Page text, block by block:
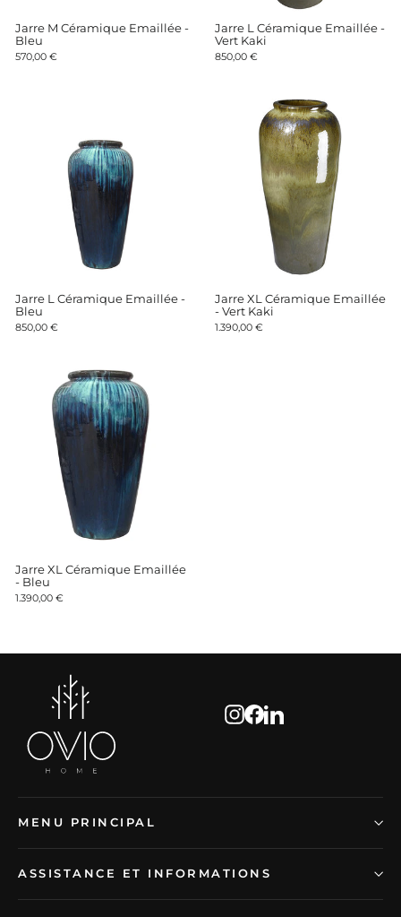
Jarre M Céramique Emaillée -
Bleu
570,00 €
Jarre L Céramique Emaillée -
Vert Kaki
850,00 €
Jarre L Céramique Emaillée -
Bleu
850,00 €
Jarre XL Céramique Emaillée
- Vert Kaki
1.390,00 €
Jarre XL Céramique Emaillée
- Bleu
1.390,00 €
Instagram
Facebook
LinkedIn
MENU PRINCIPAL
ASSISTANCE ET INFORMATIONS